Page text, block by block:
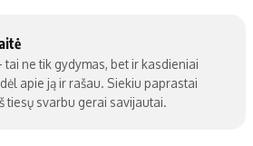
tai ne tik gydymas, bet ir kasdieniai
apie ją ir rašau. Siekiu paprastai
tiesų svarbu gerai savijautai.